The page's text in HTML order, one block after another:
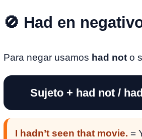
🚫 Had en
Para negar usamos had not o
Sujeto + had not /
I hadn’t seen that movie. =